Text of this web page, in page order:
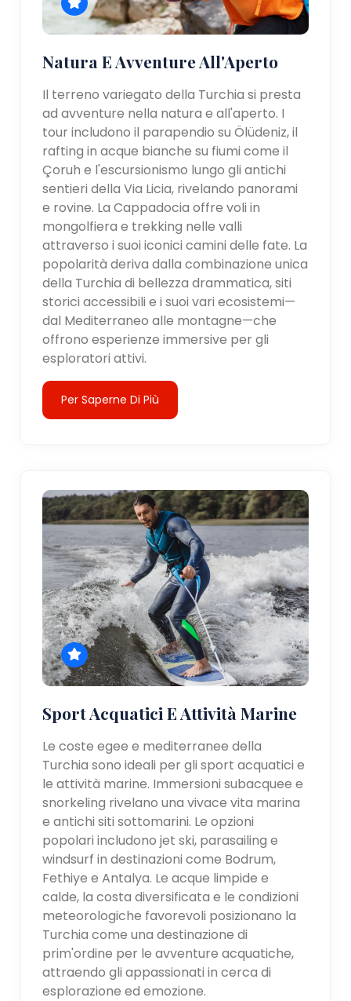
Natura E Avventure All'Aperto
Il terreno variegato della Turchia si presta
ad avventure nella natura e all'aperto. I
tour includono il parapendio su Ölüdeniz, il
rafting in acque bianche su fiumi come il
Çoruh e l'escursionismo lungo gli antichi
sentieri della Via Licia, rivelando panorami
e rovine. La Cappadocia offre voli in
mongolfiera e trekking nelle valli
attraverso i suoi iconici camini delle fate. La
popolarità deriva dalla combinazione unica
della Turchia di bellezza drammatica, siti
storici accessibili e i suoi vari ecosistemi—
dal Mediterraneo alle montagne—che
offrono esperienze immersive per gli
esploratori attivi.
Per Saperne Di Più
Sport Acquatici E Attività Marine
Le coste egee e mediterranee della
Turchia sono ideali per gli sport acquatici e
le attività marine. Immersioni subacquee e
snorkeling rivelano una vivace vita marina
e antichi siti sottomarini. Le opzioni
popolari includono jet ski, parasailing e
windsurf in destinazioni come Bodrum,
Fethiye e Antalya. Le acque limpide e
calde, la costa diversificata e le condizioni
meteorologiche favorevoli posizionano la
Turchia come una destinazione di
prim'ordine per le avventure acquatiche,
attraendo gli appassionati in cerca di
esplorazione ed emozione.